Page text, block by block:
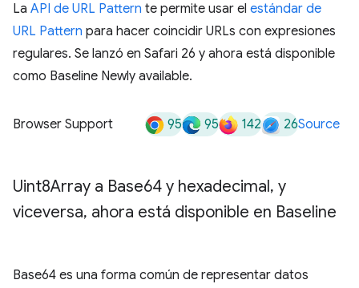
La API de URL Pattern te permite usar el estándar de
URL Pattern para hacer coincidir URLs con expresiones
regulares. Se lanzó en Safari 26 y ahora está disponible
como Baseline Newly available.
Browser Support 95 95 142 26Source
Uint8Array a Base64 y hexadecimal, y
viceversa, ahora está disponible en Baseline
Base64 es una forma común de representar datos